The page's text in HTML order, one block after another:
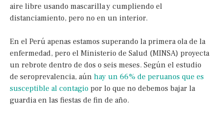
aire libre usando mascarilla y cumpliendo el
distanciamiento, pero no en un interior.
En el Perú apenas estamos superando la primera ola de la
enfermedad, pero el Ministerio de Salud (MINSA) proyecta
un rebrote dentro de dos o seis meses. Según el estudio
de seroprevalencia, aún hay un 66% de peruanos que es
susceptible al contagio por lo que no debemos bajar la
guardia en las fiestas de fin de año.